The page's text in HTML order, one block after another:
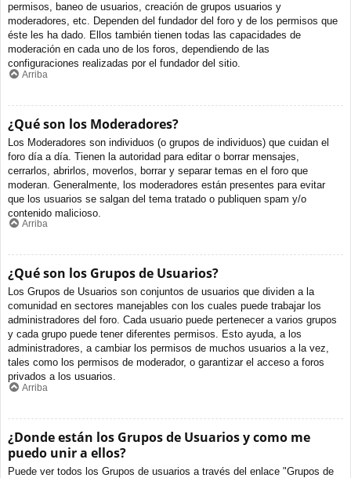
permisos, baneo de usuarios, creación de grupos usuarios y
moderadores, etc. Dependen del fundador del foro y de los permisos que
éste les ha dado. Ellos también tienen todas las capacidades de
moderación en cada uno de los foros, dependiendo de las
configuraciones realizadas por el fundador del sitio.
Arriba
¿Qué son los Moderadores?
Los Moderadores son individuos (o grupos de individuos) que cuidan el
foro día a día. Tienen la autoridad para editar o borrar mensajes,
cerrarlos, abrirlos, moverlos, borrar y separar temas en el foro que
moderan. Generalmente, los moderadores están presentes para evitar
que los usuarios se salgan del tema tratado o publiquen spam y/o
contenido malicioso.
Arriba
¿Qué son los Grupos de Usuarios?
Los Grupos de Usuarios son conjuntos de usuarios que dividen a la
comunidad en sectores manejables con los cuales puede trabajar los
administradores del foro. Cada usuario puede pertenecer a varios grupos
y cada grupo puede tener diferentes permisos. Esto ayuda, a los
administradores, a cambiar los permisos de muchos usuarios a la vez,
tales como los permisos de moderador, o garantizar el acceso a foros
privados a los usuarios.
Arriba
¿Donde están los Grupos de Usuarios y como me
puedo unir a ellos?
Puede ver todos los Grupos de usuarios a través del enlace "Grupos de